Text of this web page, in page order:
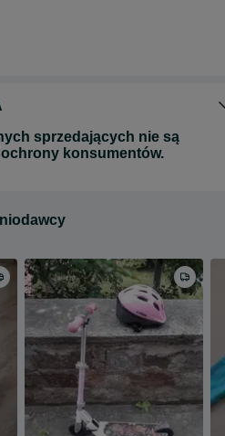
sprzedających nie są
konsumentów.